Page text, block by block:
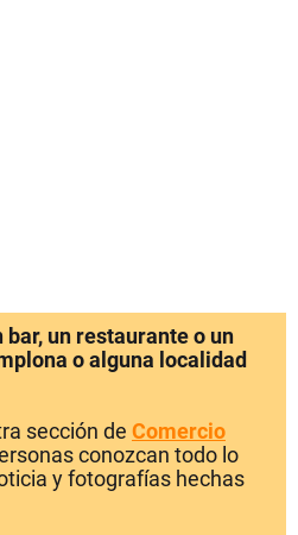
un restaurante o un
o alguna localidad
sección de Comercio
conozcan todo lo
y fotografías hechas